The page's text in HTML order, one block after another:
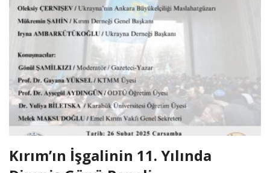
Kırım’ın İşgalinin 11. Yılında